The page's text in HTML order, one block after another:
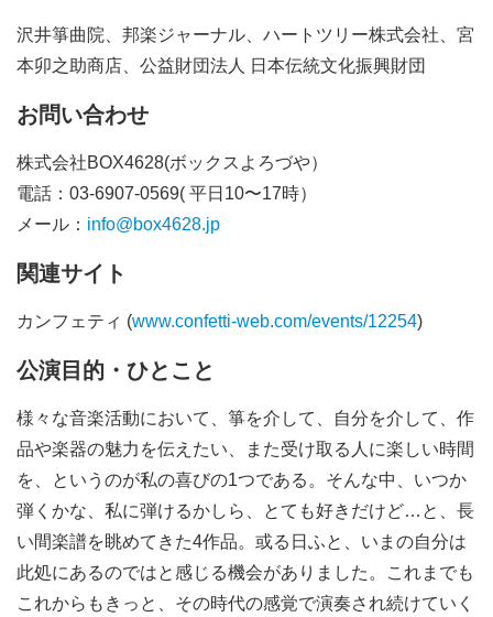
沢井箏曲院、邦楽ジャーナル、ハートツリー株式会社、宮
本卯之助商店、公益財団法人 日本伝統文化振興財団
お問い合わせ
株式会社BOX4628(ボックスよろづや）
電話：03-6907-0569( 平日10〜17時）
メール： info@box4628.jp
関連サイト
カンフェティ (www.confetti-web.com/events/12254)
公演目的・ひとこと
様々な音楽活動において、箏を介して、自分を介して、作
品や楽器の魅力を伝えたい、また受け取る人に楽しい時間
を、というのが私の喜びの1つである。そんな中、いつか
弾くかな、私に弾けるかしら、とても好きだけど…と、長
い間楽譜を眺めてきた4作品。或る日ふと、いまの自分は
此処にあるのではと感じる機会がありました。これまでも
これからもきっと、その時代の感覚で演奏され続けていく